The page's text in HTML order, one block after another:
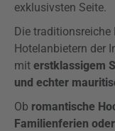
exklusivsten Seite.
Die
Hotelanbietern der
mit erstklassigem
und echter
Ob romantische
Familienferien